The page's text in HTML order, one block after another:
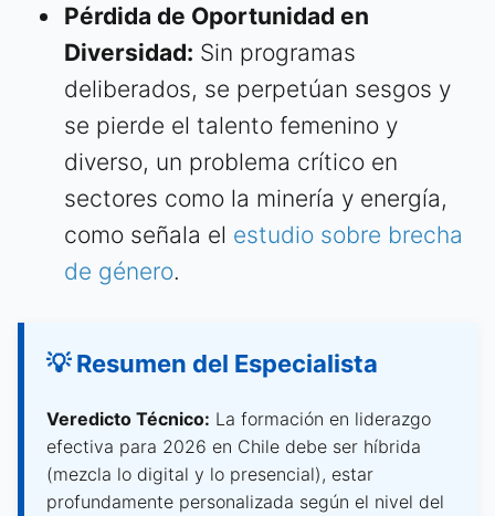
Pérdida de Oportunidad en
Diversidad: Sin programas
deliberados, se perpetúan sesgos y
se pierde el talento femenino y
diverso, un problema crítico en
sectores como la minería y energía,
como señala el estudio sobre brecha
de género.
💡 Resumen del Especialista
Veredicto Técnico: La formación en liderazgo
efectiva para 2026 en Chile debe ser híbrida
(mezcla lo digital y lo presencial), estar
profundamente personalizada según el nivel del